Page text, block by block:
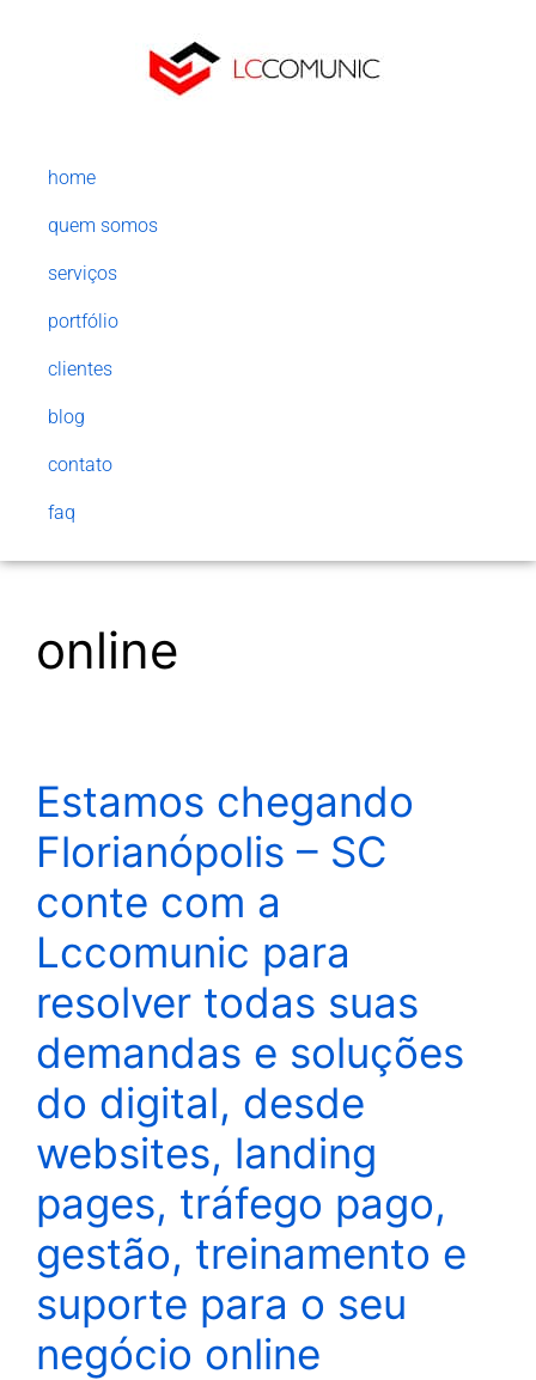
home
quem somos
serviços
portfólio
clientes
blog
contato
faq
online
Estamos chegando
Florianópolis – SC
conte com a
Lccomunic para
resolver todas suas
demandas e soluções
do digital, desde
websites, landing
pages, tráfego pago,
gestão, treinamento e
suporte para o seu
negócio online